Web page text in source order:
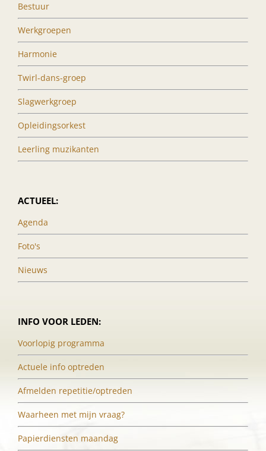
Bestuur
Werkgroepen
Harmonie
Twirl-dans-groep
Slagwerkgroep
Opleidingsorkest
Leerling muzikanten
ACTUEEL:
Agenda
Foto's
Nieuws
INFO VOOR LEDEN:
Voorlopig programma
Actuele info optreden
Afmelden repetitie/optreden
Waarheen met mijn vraag?
Papierdiensten maandag